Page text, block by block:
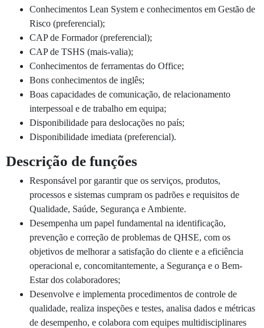
Conhecimentos Lean System e conhecimentos em Gestão de
Risco (preferencial);
CAP de Formador (preferencial);
CAP de TSHS (mais-valia);
Conhecimentos de ferramentas do Office;
Bons conhecimentos de inglês;
Boas capacidades de comunicação, de relacionamento
interpessoal e de trabalho em equipa;
Disponibilidade para deslocações no país;
Disponibilidade imediata (preferencial).
Descrição de funções
Responsável por garantir que os serviços, produtos,
processos e sistemas cumpram os padrões e requisitos de
Qualidade, Saúde, Segurança e Ambiente.
Desempenha um papel fundamental na identificação,
prevenção e correção de problemas de QHSE, com os
objetivos de melhorar a satisfação do cliente e a eficiência
operacional e, concomitantemente, a Segurança e o Bem-
Estar dos colaboradores;
Desenvolve e implementa procedimentos de controle de
qualidade, realiza inspeções e testes, analisa dados e métricas
de desempenho, e colabora com equipes multidisciplinares